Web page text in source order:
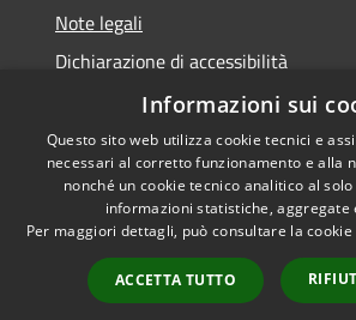
Note legali
Dichiarazione di accessibilità
Piano miglioramento sito
RSS
Accessibilità
Informazioni sui
Questo sito web utilizza cookie tecnici e
necessari al corretto funzionamento e alla
nonché un cookie tecnico analitico al
informazioni statistiche, aggregate
Per maggiori dettagli, può consultare la
ACCETTA TUTTO